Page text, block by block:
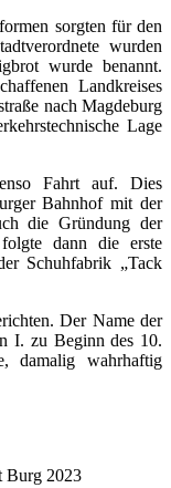
sorgten für den
wurden
wurde benannt.
Landkreises
nach Magdeburg
Lage
Fahrt auf. Dies
Bahnhof mit der
die Gründung der
dann die erste
Schuhfabrik „Tack
Der Name der
I. zu Beginn des 10.
damalig wahrhaftig
Burg 2023